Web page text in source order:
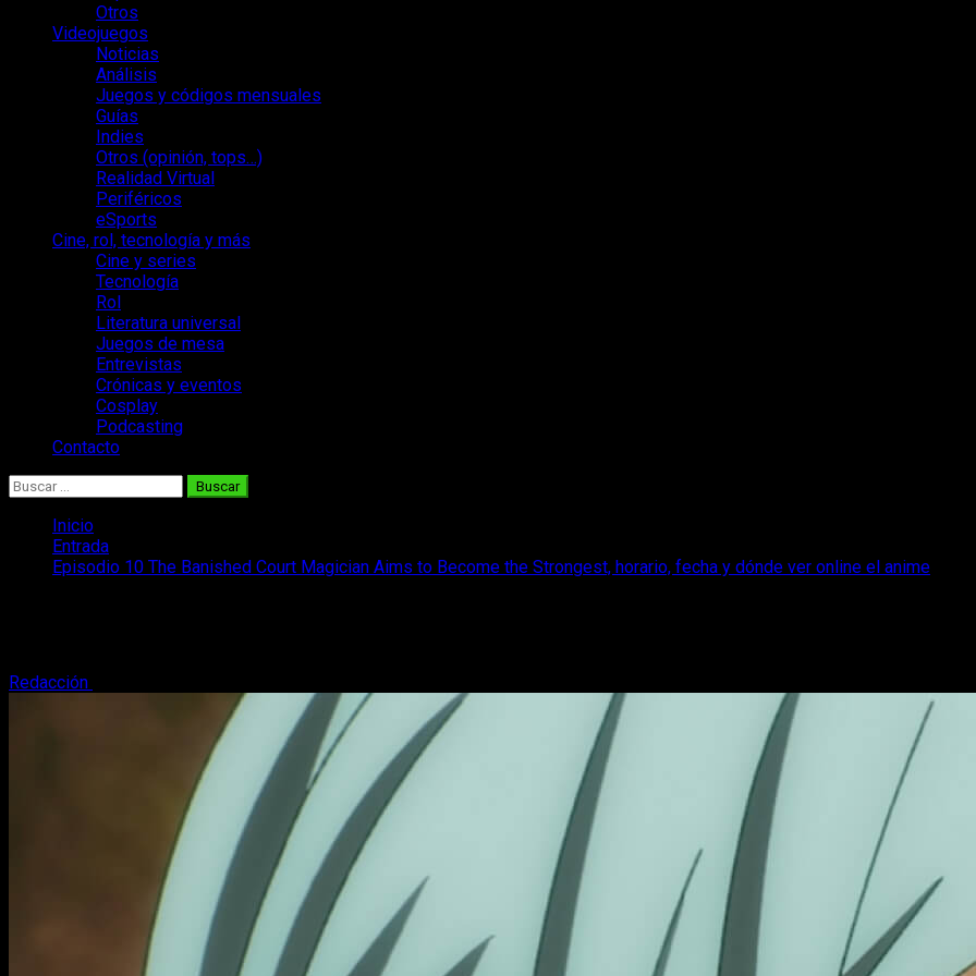
Otros
Videojuegos
Noticias
Análisis
Juegos y códigos mensuales
Guías
Indies
Otros (opinión, tops…)
Realidad Virtual
Periféricos
eSports
Cine, rol, tecnología y más
Cine y series
Tecnología
Rol
Literatura universal
Juegos de mesa
Entrevistas
Crónicas y eventos
Cosplay
Podcasting
Contacto
Buscar:
Inicio
Entrada
Episodio 10 The Banished Court Magician Aims to Become the Strongest, horario, fecha y dónde ver online el anime
Redacción